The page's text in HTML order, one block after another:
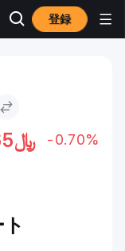
登録
ル・リヤル
﷼ -0.70%